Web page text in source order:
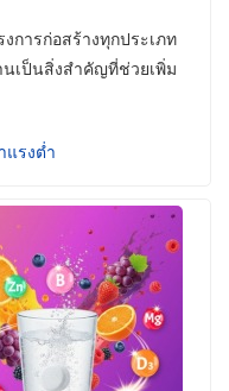
การก่อสร้างทุกประเภท
เป็นสิ่งสำคัญที่ช่วยเพิ่ม
แรงต่ำ